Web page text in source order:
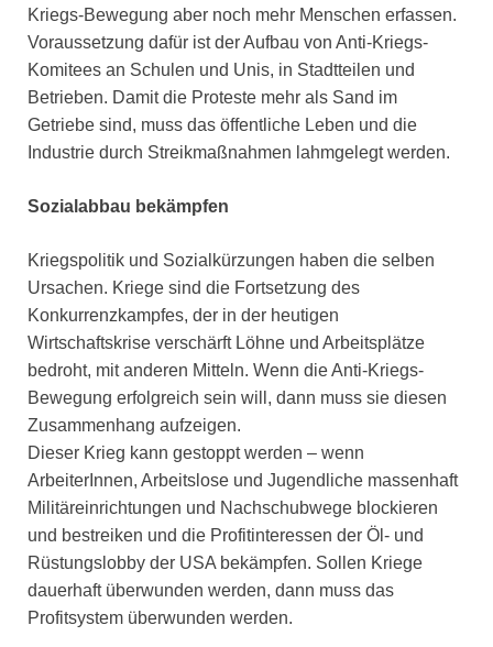
Kriegs-Bewegung aber noch mehr Menschen erfassen.
Voraussetzung dafür ist der Aufbau von Anti-Kriegs-
Komitees an Schulen und Unis, in Stadtteilen und
Betrieben. Damit die Proteste mehr als Sand im
Getriebe sind, muss das öffentliche Leben und die
Industrie durch Streikmaßnahmen lahmgelegt werden.
Sozialabbau bekämpfen
Kriegspolitik und Sozialkürzungen haben die selben
Ursachen. Kriege sind die Fortsetzung des
Konkurrenzkampfes, der in der heutigen
Wirtschaftskrise verschärft Löhne und Arbeitsplätze
bedroht, mit anderen Mitteln. Wenn die Anti-Kriegs-
Bewegung erfolgreich sein will, dann muss sie diesen
Zusammenhang aufzeigen.
Dieser Krieg kann gestoppt werden – wenn
ArbeiterInnen, Arbeitslose und Jugendliche massenhaft
Militäreinrichtungen und Nachschubwege blockieren
und bestreiken und die Profitinteressen der Öl- und
Rüstungslobby der USA bekämpfen. Sollen Kriege
dauerhaft überwunden werden, dann muss das
Profitsystem überwunden werden.